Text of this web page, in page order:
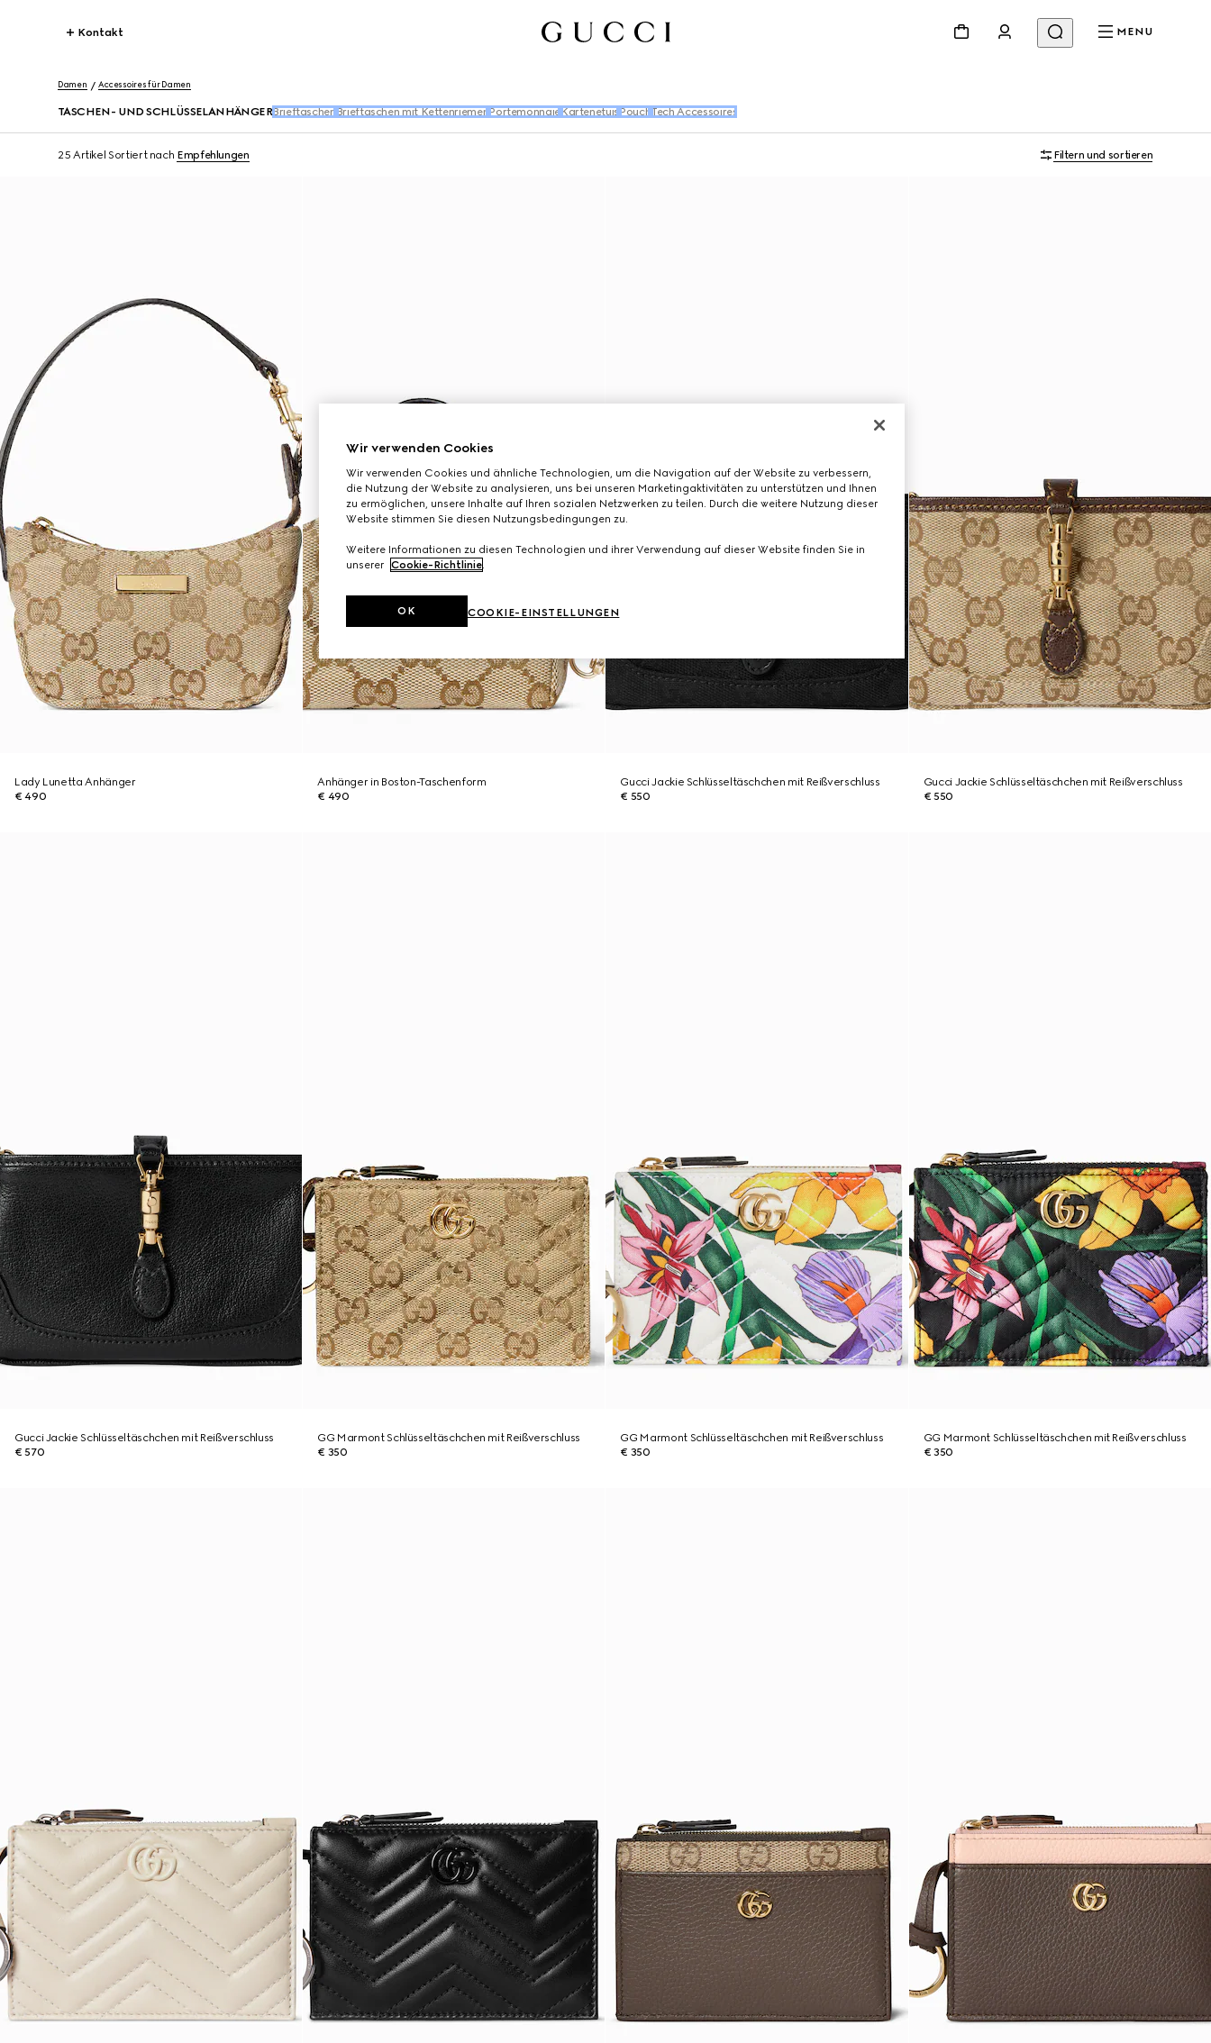
Kontakt MENU
Damen Accessoires für Damen
TASCHEN- UND SCHLÜSSELANHÄNGERBrieftaschen Brieftaschen mit Kettenriemen Portemonnaie Kartenetuis Pouch Tech Accessoires
25 Artikel Sortiert nach Empfehlungen Filtern und sortieren
Lady Lunetta Anhänger
€ 490
Anhänger in Boston-Taschenform
€ 490
Gucci Jackie Schlüsseltäschchen mit Reißverschluss
€ 550
Gucci Jackie Schlüsseltäschchen mit Reißverschluss
€ 550
Gucci Jackie Schlüsseltäschchen mit Reißverschluss
€ 570
GG Marmont Schlüsseltäschchen mit Reißverschluss
€ 350
GG Marmont Schlüsseltäschchen mit Reißverschluss
€ 350
GG Marmont Schlüsseltäschchen mit Reißverschluss
€ 350
Wir verwenden Cookies
Wir verwenden Cookies und ähnliche Technologien, um die Navigation auf der Website zu verbessern,
die Nutzung der Website zu analysieren, uns bei unseren Marketingaktivitäten zu unterstützen und Ihnen
zu ermöglichen, unsere Inhalte auf Ihren sozialen Netzwerken zu teilen. Durch die weitere Nutzung dieser
Website stimmen Sie diesen Nutzungsbedingungen zu.
Weitere Informationen zu diesen Technologien und ihrer Verwendung auf dieser Website finden Sie in
unserer Cookie-Richtlinie.
COOKIE-EINSTELLUNGEN
OK